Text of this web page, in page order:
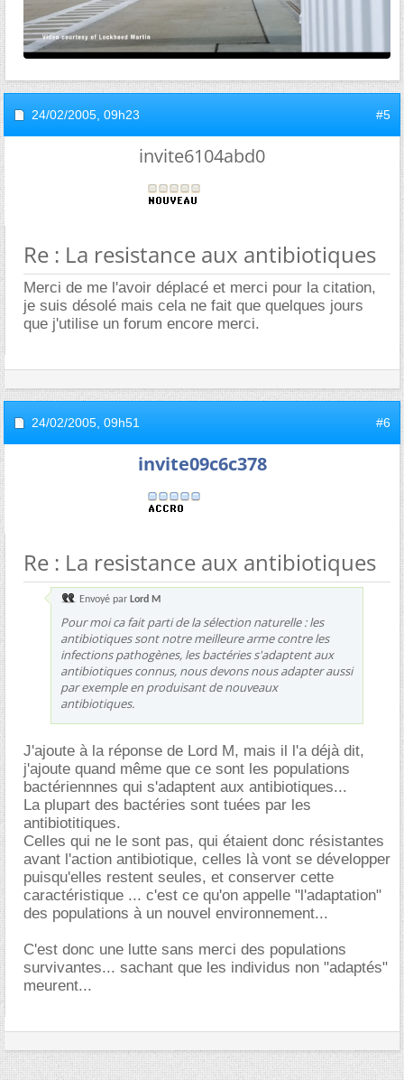
24/02/2005, 09h23 #5
invite6104abd0
Re : La resistance aux antibiotiques
Merci de me l'avoir déplacé et merci pour la citation,
je suis désolé mais cela ne fait que quelques jours
que j'utilise un forum encore merci.
24/02/2005, 09h51 #6
invite09c6c378
Re : La resistance aux antibiotiques
Envoyé par Lord M
Pour moi ca fait parti de la sélection naturelle : les
antibiotiques sont notre meilleure arme contre les
infections pathogènes, les bactéries s'adaptent aux
antibiotiques connus, nous devons nous adapter aussi
par exemple en produisant de nouveaux
antibiotiques.
J'ajoute à la réponse de Lord M, mais il l'a déjà dit,
j'ajoute quand même que ce sont les populations
bactériennnes qui s'adaptent aux antibiotiques...
La plupart des bactéries sont tuées par les
antibiotitiques.
Celles qui ne le sont pas, qui étaient donc résistantes
avant l'action antibiotique, celles là vont se développer
puisqu'elles restent seules, et conserver cette
caractéristique ... c'est ce qu'on appelle "l'adaptation"
des populations à un nouvel environnement...
C'est donc une lutte sans merci des populations
survivantes... sachant que les individus non "adaptés"
meurent...